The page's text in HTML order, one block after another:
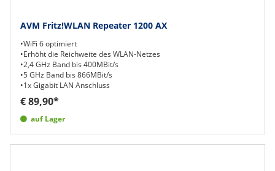
AVM Fritz!WLAN Repeater 1200 AX
•WiFi 6 optimiert
•Erhöht die Reichweite des WLAN-Netzes
•2,4 GHz Band bis 400MBit/s
•5 GHz Band bis 866MBit/s
•1x Gigabit LAN Anschluss
€ 89,90*
auf Lager